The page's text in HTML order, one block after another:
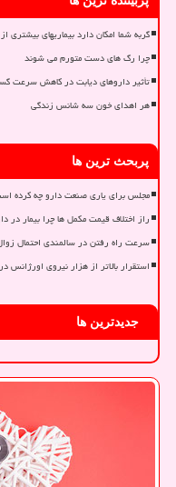
گربه شما امکان دارد بیماریهای بیشتری
چرا رگ های دست متورم می شوند
تأثیر داروهای دیابت در کاهش سرعت
هر اهدای خون سه شانس زندگی
پربحث ترین ها
مجلس برای یاری صنعت دارو چه کرده
راز اختلاف قیمت مکمل ها چرا بیمار در
سرعت راه رفتن در سالمندی احتمال
استقرار بالاتر از هزار نیروی اورژانس
جدیدترین ها